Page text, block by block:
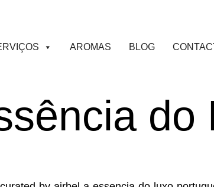
AROMAS BLOG
do